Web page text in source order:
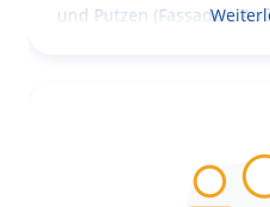
und Putzen (Fassaden,